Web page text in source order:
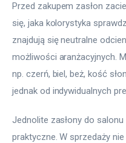
Przed zakupem zasłon
się, jaka kolorystyka
znajdują się neutralne
możliwości aranżacyjnych.
np. czerń, biel, beż, kość
jednak od indywidualnych
Jednolite zasłony do
praktyczne. W sprzedaży